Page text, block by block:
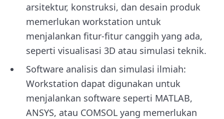
arsitektur, konstruksi, dan desain produk
memerlukan workstation untuk
menjalankan fitur-fitur canggih yang ada,
seperti visualisasi 3D atau simulasi teknik.
Software analisis dan simulasi ilmiah:
Workstation dapat digunakan untuk
menjalankan software seperti MATLAB,
ANSYS, atau COMSOL yang memerlukan